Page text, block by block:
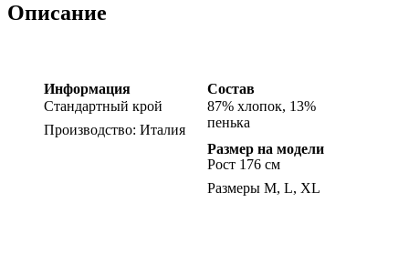
Описание
Информация
Стандартный крой
Производство: Италия
Состав
87% хлопок, 13%
пенька
Размер на модели
Рост 176 см
Размеры M, L, XL